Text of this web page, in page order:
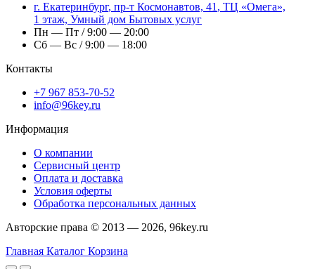
г. Екатеринбург, пр-т Космонавтов, 41, ТЦ «Омега»,
1 этаж, Умный дом Бытовых услуг
Пн — Пт / 9:00 — 20:00
Сб — Вс / 9:00 — 18:00
Контакты
+7 967 853-70-52
info@96key.ru
Информация
О компании
Сервисный центр
Оплата и доставка
Условия оферты
Обработка персональных данных
Авторские права © 2013 — 2026, 96key.ru
Главная Каталог Корзина